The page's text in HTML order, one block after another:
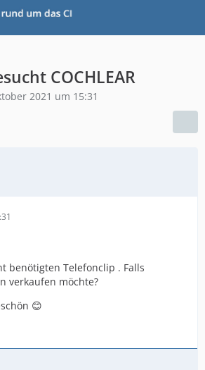
COCHLEAR
2021 um 15:31
benötigten Telefonclip . Falls
verkaufen möchte?
😊